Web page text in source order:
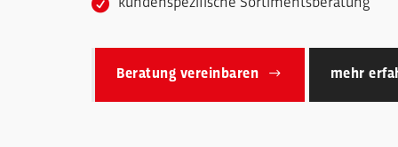
kundenspezifische Sortimentsberatung
Beratung vereinbaren mehr